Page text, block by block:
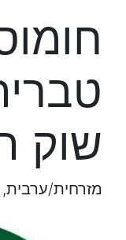
שוק
מזרחית/